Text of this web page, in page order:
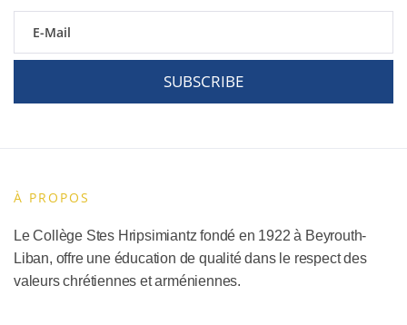
SUBSCRIBE
À PROPOS
Le Collège Stes Hripsimiantz fondé en 1922 à Beyrouth-
Liban, offre une éducation de qualité dans le respect des
valeurs chrétiennes et arméniennes.